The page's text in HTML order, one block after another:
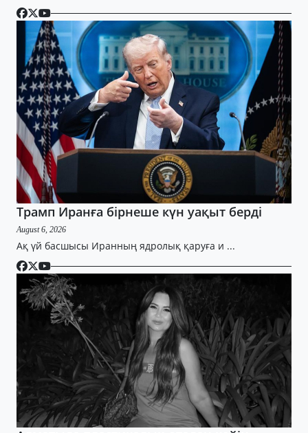
Трамп Иранға бірнеше күн уақыт берді
August 6, 2026
Ақ үй басшысы Иранның ядролық қаруға и ...